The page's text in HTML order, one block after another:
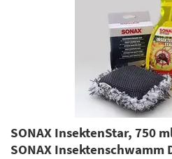
SONAX InsektenStar, 750
SONAX Insektenschwamm